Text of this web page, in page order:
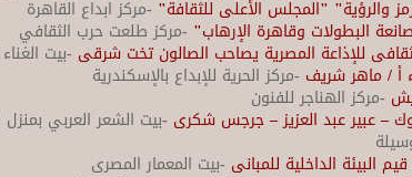
والرؤية" "المجلس الأعلى للثقافة" -مركز ابداع القاهرة
البطولات وقاهرة الإرهاب" -مركز طلعت حرب الثقافي
للإذاعة المصرية يصاحب الصالون تخت شرقى -بيت
أ / ماهر شريف -مركز الحرية للإبداع بالإسكندرية
-مركز الهناجر للفنون
– عبير عبد العزيز – جرجس شكرى -بيت الشعر العربي
الداخلية للمبانى -بيت المعمار المصرى